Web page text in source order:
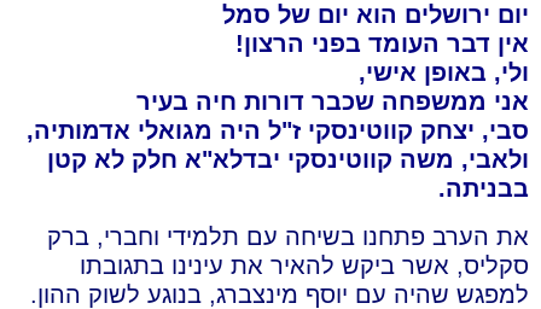
יום ירושלים הוא יום של סמל
אין דבר העומד בפני הרצון!
ולי, באופן אישי,
אני ממשפחה שכבר דורות חיה בעיר
סבי, יצחק קווטינסקי ז"ל היה מגואלי אדמותיה,
ולאבי, משה קווטינסקי יבדלא"א חלק לא קטן
בבניתה.
את הערב פתחנו בשיחה עם תלמידי וחברי, ברק
סקליס, אשר ביקש להאיר את עינינו בתגובתו
למפגש שהיה עם יוסף מינצברג, בנוגע לשוק ההון.